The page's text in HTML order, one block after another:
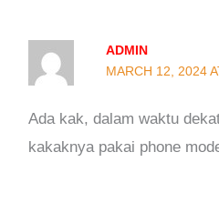
ADMIN
MARCH 12, 2024
Ada kak, dalam waktu
kakaknya pakai phone